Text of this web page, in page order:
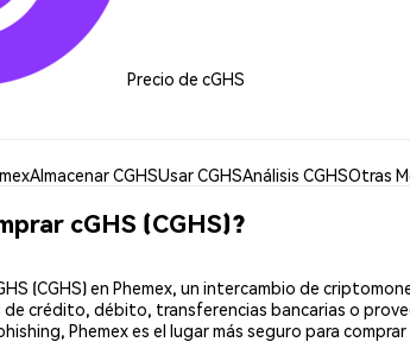
Precio de cGHS
Almacenar CGHSUsar CGHSAnálisis CGHSOtras
cGHS (CGHS)?
(CGHS) en Phemex, un intercambio de
crédito, débito, transferencias bancarias o
Phemex es el lugar más seguro para comprar